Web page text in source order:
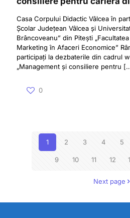
Casa Corpului Didactic Vâlcea în
Școlar Județean Vâlcea și
Brâncoveanu” din Pitești
Marketing în Afaceri Economice”
participați la dezbaterile din cadrul
„Management și consiliere pentru
0
1 2 3 4 5
9 10 11 12
Next page